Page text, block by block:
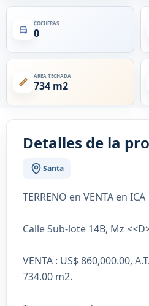
COCHERAS
0
ÁREA TECHADA
734 m2
Detalles de la
Santa
TERRENO en VENTA en ICA
Calle Sub-lote 14B, Mz
VENTA : US$ 860,000.00,
734.00 m2.